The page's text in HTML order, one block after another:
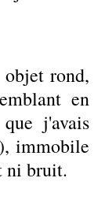
rond,
en
j'avais
immobile
ni bruit.